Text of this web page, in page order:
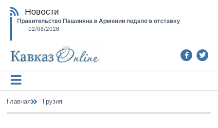
Новости
Правительство Пашиняна в Армении подало в отставку
02/08/2026
Главная Грузия